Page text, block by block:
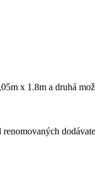
x 1.8m a druhá